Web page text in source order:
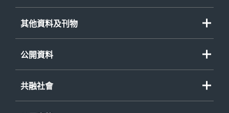
其他資料及刊物
公開資料
共融社會